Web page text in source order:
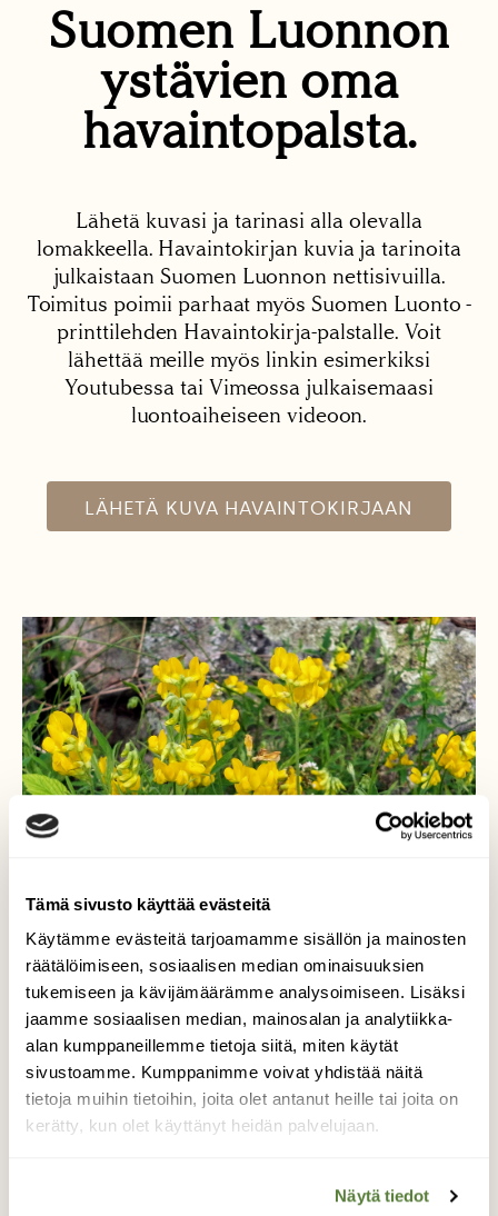
Tämä sivusto käyttää evästeitä
Käytämme evästeitä tarjoamamme sisällön ja mainosten
räätälöimiseen, sosiaalisen median ominaisuuksien
tukemiseen ja kävijämäärämme analysoimiseen. Lisäksi
jaamme sosiaalisen median, mainosalan ja analytiikka-
alan kumppaneillemme tietoja siitä, miten käytät
sivustoamme. Kumppanimme voivat yhdistää näitä
tietoja muihin tietoihin, joita olet antanut heille tai joita on
kerätty, kun olet käyttänyt heidän palvelujaan.
Näytä tiedot
Suomen Luonnon
ystävien oma
havaintopalsta.
Lähetä kuvasi ja tarinasi alla olevalla
lomakkeella. Havaintokirjan kuvia ja tarinoita
julkaistaan Suomen Luonnon nettisivuilla.
Toimitus poimii parhaat myös Suomen Luonto -
printtilehden Havaintokirja-palstalle. Voit
lähettää meille myös linkin esimerkiksi
Youtubessa tai Vimeossa julkaisemaasi
luontoaiheiseen videoon.
LÄHETÄ KUVA HAVAINTOKIRJAAN
Niittynätkelmä
Aurinkoisen niityn kukkija.
Valokuvaaja: Tarja Naukkarinen, Savitaipale
5.7.2025
TAKAISIN LISTAAN